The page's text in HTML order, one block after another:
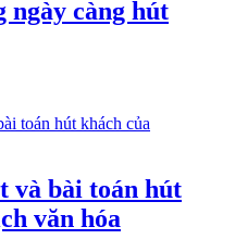
ngày càng hút
và bài toán hút
văn hóa